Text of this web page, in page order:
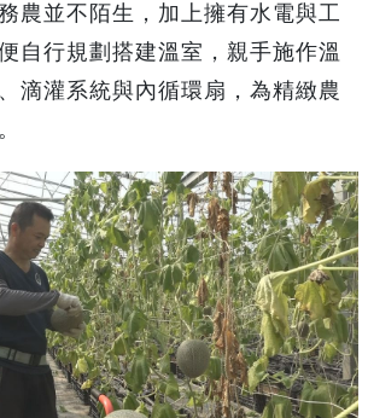
農並不陌生，加上擁有水電與工
自行規劃搭建溫室，親手施作溫
滴灌系統與內循環扇，為精緻農